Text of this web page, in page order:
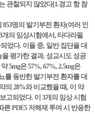
관찰되지 않았다[1.경고 항 참
명의 발기부전 환자(여러 인
개의 임상시험에서, 타다라필
었다. 이들 중, 일반 집단을 대
평가한 결과, 성교시도 성공
5mg은 57%, 67%, 2.5mg은
를 동반한 발기부전 환자를 대
의 28%와 비교했을 때, 이 약
고되었다. 이 3개의 임상 시험
PDE5 저해제 투여 시 반응한